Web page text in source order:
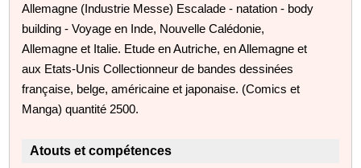
Allemagne (Industrie Messe) Escalade - natation - body
building - Voyage en Inde, Nouvelle Calédonie,
Allemagne et Italie. Etude en Autriche, en Allemagne et
aux Etats-Unis Collectionneur de bandes dessinées
française, belge, américaine et japonaise. (Comics et
Manga) quantité 2500.
Atouts et compétences